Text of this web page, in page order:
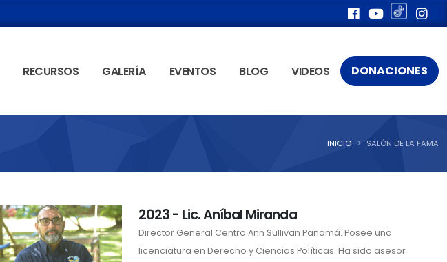
RECURSOS GALERÍA EVENTOS BLOG VIDEOS DONACIONES
INICIO SALÓN DE LA FAMA
2023 - Lic. Aníbal Miranda
Director General Centro Ann Sullivan Panamá. Posee una
licenciatura en Derecho y Ciencias Políticas. Ha sido asesor